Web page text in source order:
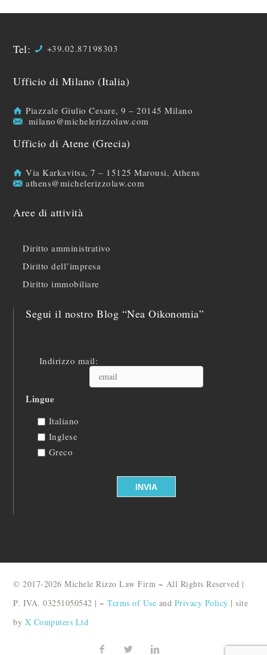
Tel: +39.02.87198303
Ufficio di Milano (Italia)
Piazzale Giulio Cesare, 9 – 20145 Milano
milano@michelerizzolaw.com
Ufficio di Atene (Grecia)
Via Karkavitsa, 7 – 15125 Marousi, Athens
athens@michelerizzolaw.com
Aree di attività
Diritto amministrativo
Diritto dell’impresa
Diritto immobiliare
Segui il nostro Blog “Nea Oikonomia”
Indirizzo mail:
Lingue
Italiano
Inglese
Greco
© 2017-2026 Michele Rizzo Law Firm ~ All Rights Reserved |
P. IVA. 03251050542 | ~Terms of Use and Privacy Policy | site
by X Computers Ltd